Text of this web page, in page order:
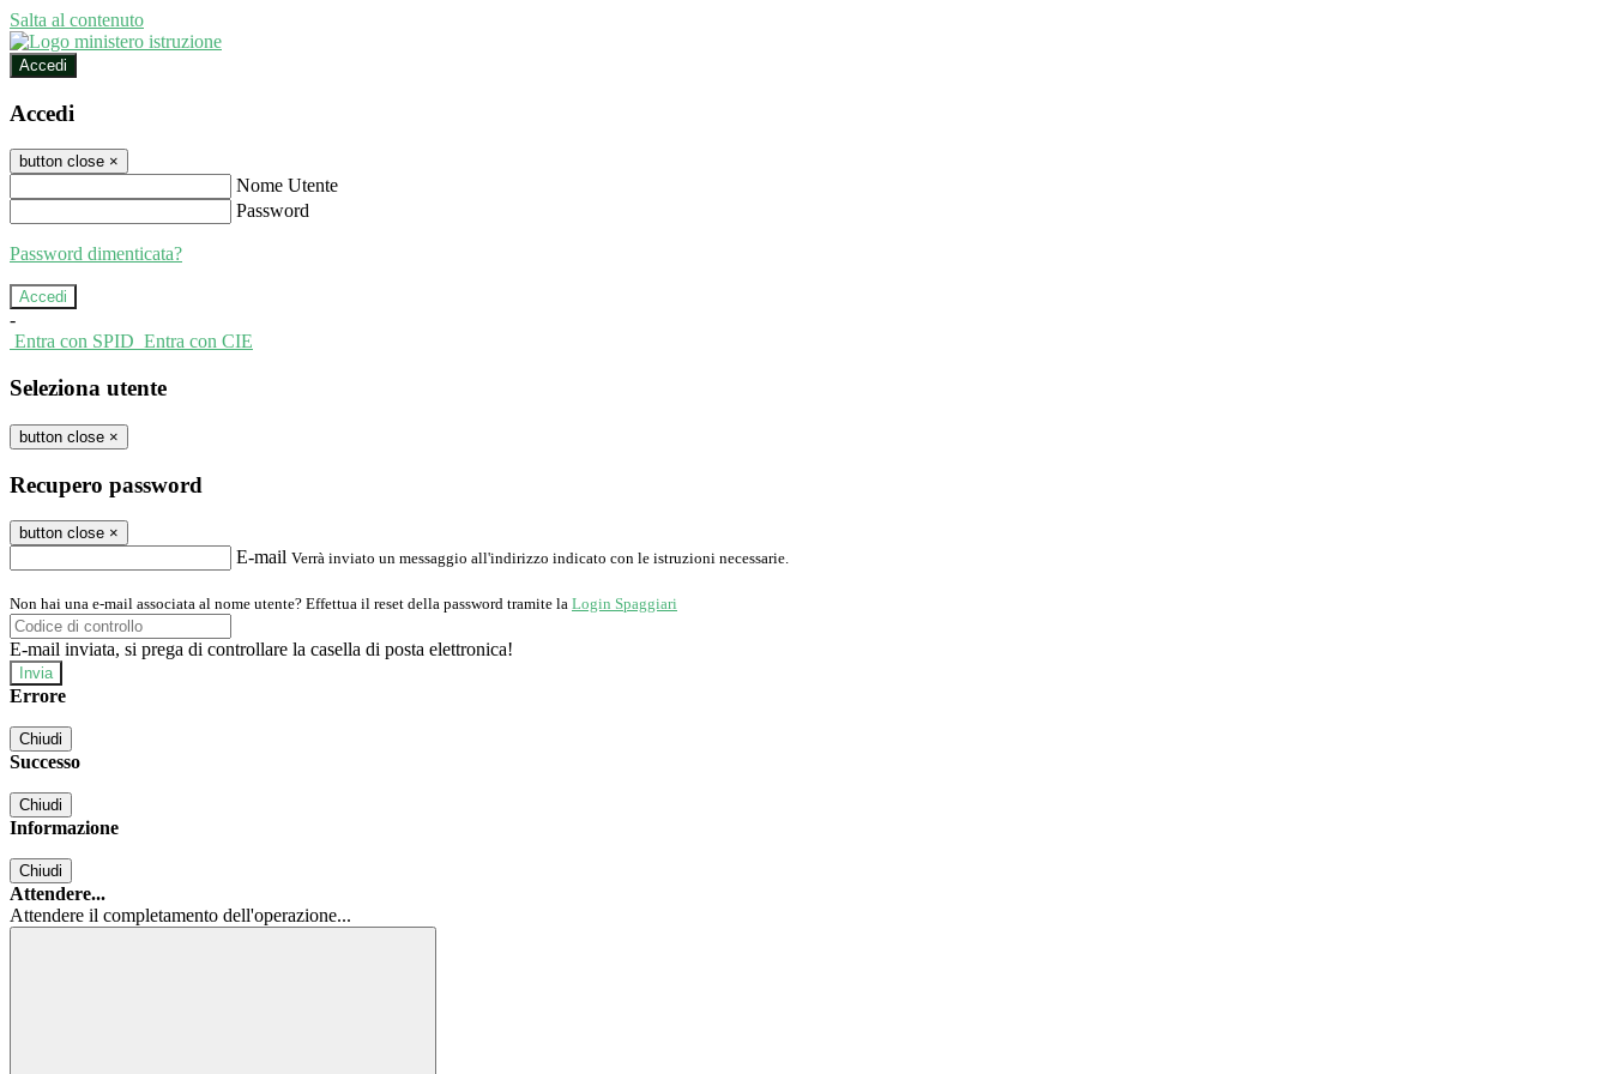
Salta al contenuto
Accedi
Accedi
button close ×
Nome Utente
Password
Password dimenticata?
-
Entra con SPID Entra con CIE
Seleziona utente
button close ×
Recupero password
button close ×
E-mail Verrà inviato un messaggio all'indirizzo indicato con le istruzioni necessarie.
Non hai una e-mail associata al nome utente? Effettua il reset della password tramite la Login Spaggiari
E-mail inviata, si prega di controllare la casella di posta elettronica!
Errore
Chiudi
Successo
Chiudi
Informazione
Chiudi
Attendere...
Attendere il completamento dell'operazione...